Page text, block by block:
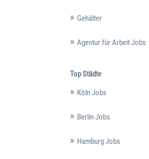
Gehälter
Agentur für Arbeit Jobs
Top Städte
Köln Jobs
Berlin Jobs
Hamburg Jobs